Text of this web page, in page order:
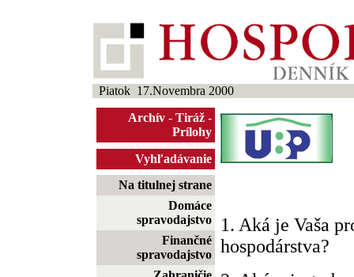
Piatok 17.Novembra 2000
Archív - Tiráž -
Prílohy
Vyhľadávanie
Na titulnej strane
Domáce
spravodajstvo
Finančné
spravodajstvo
1. Aká je Vaša
hospodárstva?